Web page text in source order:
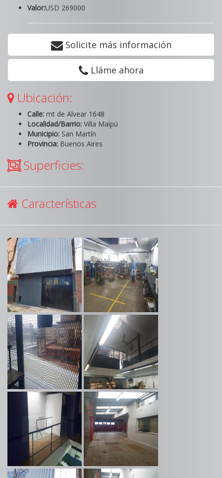
Valor:USD 269000
Solicite más información
Lláme ahora
Ubicación:
Calle: mt de Alvear 1648
Localidad/Barrio: Villa Maipú
Municipio: San Martín
Provincia: Buenos Aires
Superficies:
Características